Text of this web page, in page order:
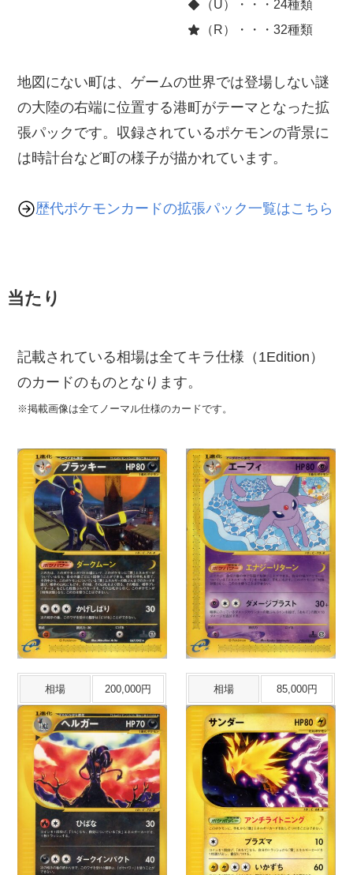
（U）・・・24種類
（R）・・・32種類
地図にない町は、ゲームの世界では登場しない謎
の大陸の右端に位置する港町がテーマとなった拡
張パックです。収録されているポケモンの背景に
は時計台など町の様子が描かれています。
歴代ポケモンカードの拡張パック一覧はこちら
当たり
記載されている相場は全てキラ仕様（1Edition）
のカードのものとなります。
※掲載画像は全てノーマル仕様のカードです。
相場 200,000円 相場 85,000円